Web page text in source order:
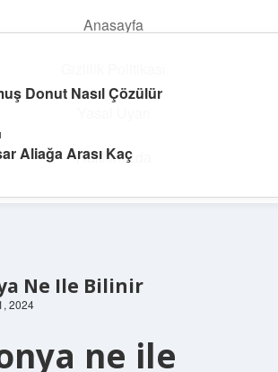
Anasayfa
Hakkımızda
Teknoloji ve Aşk
dünyada keyifli bir macera!
Ne Ile Bilinir
2024
ne ile
Donut Nasıl Çözülür
Aliağa Arası Kaç